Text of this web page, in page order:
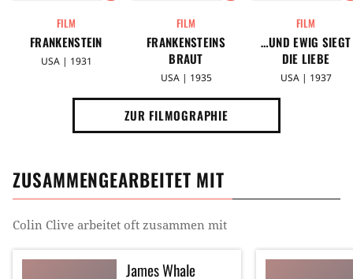
FILM
FRANKENSTEIN
USA | 1931
FILM
FRANKENSTEINS
BRAUT
USA | 1935
FILM
…UND EWIG SIEGT
DIE LIEBE
USA | 1937
ZUR FILMOGRAPHIE
ZUSAMMENGEARBEITET MIT
Colin Clive arbeitet oft zusammen mit
James Whale